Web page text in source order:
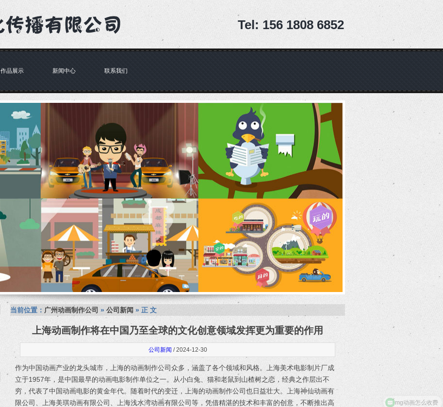
Tel: 156 1808 6852
作品展示 新闻中心 联系我们
当前位置：广州动画制作公司»公司新闻» 正 文
上海动画制作将在中国乃至全球的文化创意领域发挥更为重要的作用
公司新闻 / 2024-12-30
作为中国动画产业的龙头城市，上海的动画制作公司众多，涵盖了各个领域和风格。上海美术电影制片厂成
立于1957年，是中国最早的动画电影制作单位之一。从小白兔、猫和老鼠到山楂树之恋，经典之作层出不
穷，代表了中国动画电影的黄金年代。随着时代的变迁，上海的动画制作公司也日益壮大。上海神仙动画有
限公司、上海美琪动画有限公司、上海浅水湾动画有限公司等，凭借精湛的技术和丰富的创意，不断推出高